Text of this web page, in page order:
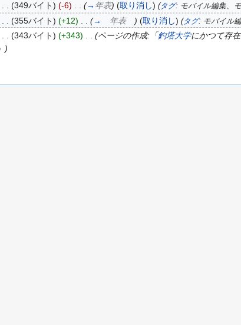
(349バイト) (-6) (→ 年表) (取り消し) (タグ: モバイル編集、
(355バイト) (+12) (→ 年表 ) (取り消し) (タグ: モバイル
(343バイト) (+343) (ページの作成:「釣塔大学にかつて存
)